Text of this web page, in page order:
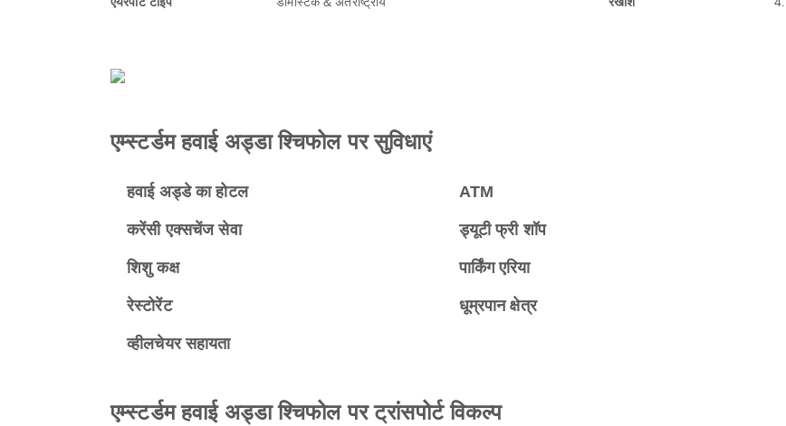
एम्स्टर्डम हवाई अड्डा श्चिफोल पर सुविधाएं
हवाई अड्डे का होटल ATM
करेंसी एक्सचेंज सेवा ड्यूटी फ्री शॉप
शिशु कक्ष पार्किंग एरिया
रेस्टोरेंट धूम्रपान क्षेत्र
व्हीलचेयर सहायता
एम्स्टर्डम हवाई अड्डा श्चिफोल पर ट्रांसपोर्ट विकल्प